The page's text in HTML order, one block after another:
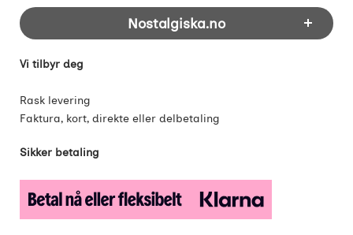
Footer-innhold Blandet informasjon og
Nostalgiska.no
Vi tilbyr deg
Rask levering
Faktura, kort, direkte eller delbetaling
Sikker betaling